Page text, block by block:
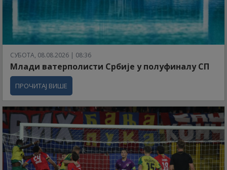
СУБОТА, 08.08.2026 | 08:36
Млади ватерполисти Србије у полуфиналу СП
ПРОЧИТАЈ ВИШЕ